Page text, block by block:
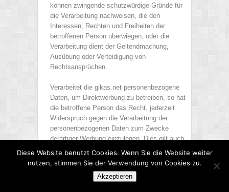
können zwingende schutzwürdige Gründe für
die Verarbeitung nachweisen, die den
Interessen, Rechten und Freiheiten der
betroffenen Person überwiegen, oder die
Verarbeitung dient der Geltendmachung,
Ausübung oder Verteidigung von
Rechtsansprüchen.
Verarbeitet die gikas.net personenbezogene
Daten, um Direktwerbung zu betreiben, so hat
die betroffene Person das Recht, jederzeit
Widerspruch gegen die Verarbeitung der
personenbezogenen Daten zum Zwecke
derartiger Werbung einzulegen. Dies gilt auch
für das Profiling, soweit es mit solcher
Direktwerbung in Verbindung steht.
Widerspricht die betroffene Person gegenüber
der gikas.net der Verarbeitung für Zwecke der
Diese Website benutzt Cookies. Wenn Sie die Website weiter
nutzen, stimmen Sie der Verwendung von Cookies zu.
Akzeptieren